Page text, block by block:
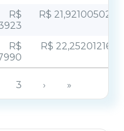
R$
R$ 21,92100502
R$
R$ 22,25201216
3 › »